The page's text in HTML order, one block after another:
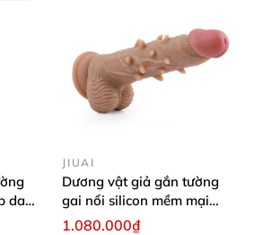
da
JIUAI
Dương vật giả gắn tường
gai nổi silicon mềm mại
tăng khoái cảm
1.080.000₫